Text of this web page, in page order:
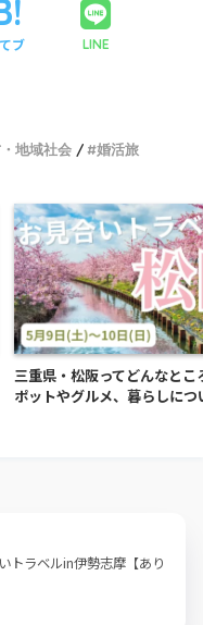
ブ LINE
地域社会 婚活旅
三重県・松阪ってどんなとこ
ポットやグルメ、暮らしにつ
トラベルin伊勢志摩【あり